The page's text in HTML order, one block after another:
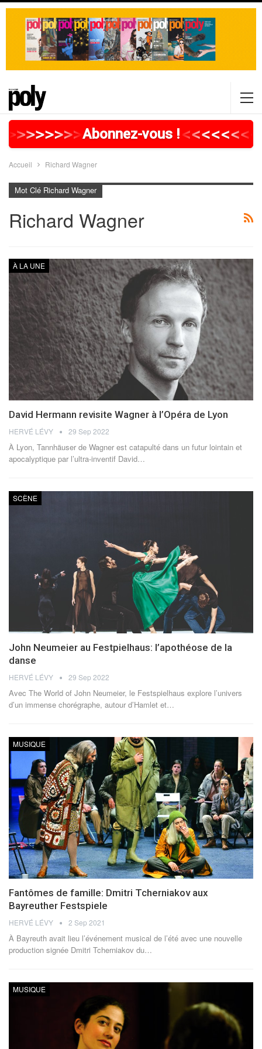
>>>>>>>>>>>>>>>>>
Abonnez-vous !<<<<<<<<
Accueil Richard Wagner
Mot Clé Richard Wagner
Richard Wagner
À LA UNE
David Hermann revisite Wagner à l’Opéra de Lyon
HERVÉ LÉVY 29 Sep 2022
À Lyon, Tannhäuser de Wagner est catapulté dans un futur lointain et
apocalyptique par l’ultra-inventif David…
SCÈNE
John Neumeier au Festpielhaus: l’apothéose de la
danse
HERVÉ LÉVY 29 Sep 2022
Avec The World of John Neumeier, le Festspielhaus explore l’univers
d’un immense chorégraphe, autour d’Hamlet et…
MUSIQUE
Fantômes de famille: Dmitri Tcherniakov aux
Bayreuther Festspiele
HERVÉ LÉVY 2 Sep 2021
À Bayreuth avait lieu l’événement musical de l’été avec une nouvelle
production signée Dmitri Tcherniakov du…
MUSIQUE